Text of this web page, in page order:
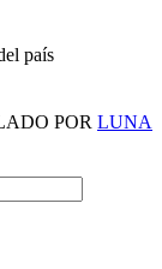
país
POR LUNA